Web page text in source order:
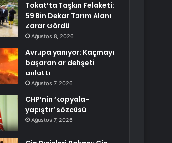
Tokat’ta Taşkın Felaketi:
59 Bin Dekar Tarım Alanı
Zarar Gördü
Ağustos 8, 2026
Avrupa yanıyor: Kaçmayı
başaranlar dehşeti
anlattı
Ağustos 7, 2026
CHP’nin ‘kopyala-
yapıştır’ sözcüsü
Ağustos 7, 2026